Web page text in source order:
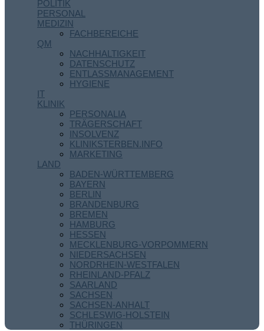
POLITIK
PERSONAL
MEDIZIN
FACHBEREICHE
QM
NACHHALTIGKEIT
DATENSCHUTZ
ENTLASSMANAGEMENT
HYGIENE
IT
KLINIK
PERSONALIA
TRÄGERSCHAFT
INSOLVENZ
KLINIKSTERBEN.INFO
MARKETING
LAND
BADEN-WÜRTTEMBERG
BAYERN
BERLIN
BRANDENBURG
BREMEN
HAMBURG
HESSEN
MECKLENBURG-VORPOMMERN
NIEDERSACHSEN
NORDRHEIN-WESTFALEN
RHEINLAND-PFALZ
SAARLAND
SACHSEN
SACHSEN-ANHALT
SCHLESWIG-HOLSTEIN
THÜRINGEN